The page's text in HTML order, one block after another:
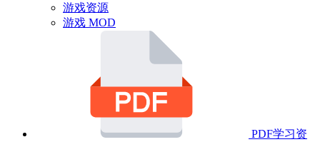
游戏资源
游戏 MOD
PDF学习资